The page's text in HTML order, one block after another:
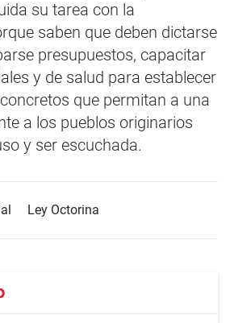
su tarea con la
saben que deben dictarse
presupuestos, capacitar
y de salud para establecer
que permitan a una
a los pueblos originarios
y ser escuchada.
Ley Octorina